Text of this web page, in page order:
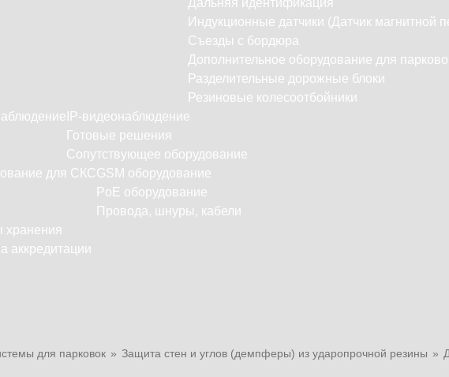
Дальняя идентификация
Индукционные датчики (Датчик магнитной
Съезды с бордюра
Дополнительное оборудование для
Разделительные дорожные блоки
Резиновые колесоотбойники
IP-видеонаблюдение
Готовые решения
Сопутствующее оборудование
для СКСGSM оборудование
PoE оборудование
Провода, шнуры, кабели
хранения
аккредитации
для парковок » Защита стен и углов (демпферы) из ударопрочной резины »